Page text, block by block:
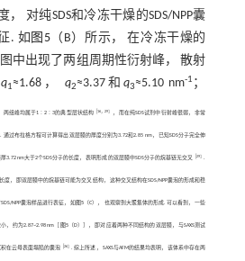
对纯SDS和冷冻干燥的SDS/NPP囊
. 如 图5（B）所示， 在冷冻干燥的
图中出现了两组周期性衍射峰， 散射
q1≈1.68， q2≈3.37和 q3≈5.10 nm-1 ；
两组峰均属于1∶2∶3的典型层状结构 ［16 ，29 ， 而在纯SDS试剂中衍射峰很弱， 非常
通过布拉格方程可计算得出双层膜的厚度分别为3.72和2.85 nm， 已知SDS分子完全伸
3.72 nm大于2个SDS分子的长度， 表明形成的双层膜中SDS分子的烷基链无交叉 ［29 .
度， 即双层膜中的烷基链可能为交叉结构， 这种交叉结构在SDS/NPP囊泡的形成和稳
NPP囊泡样品进行表征， 如 图5 （C）， 也观察到大聚集体的形成. 可以看到， 一些
， 约为2.87~2.98 nm［ 图5（D）］， 即对应着两种不同结构的双层膜， 与SAXS测试
在云母表面塌陷的囊泡 ［26 . 综上所述， SAXS与AFM的结果均表明， 该体系中存在两